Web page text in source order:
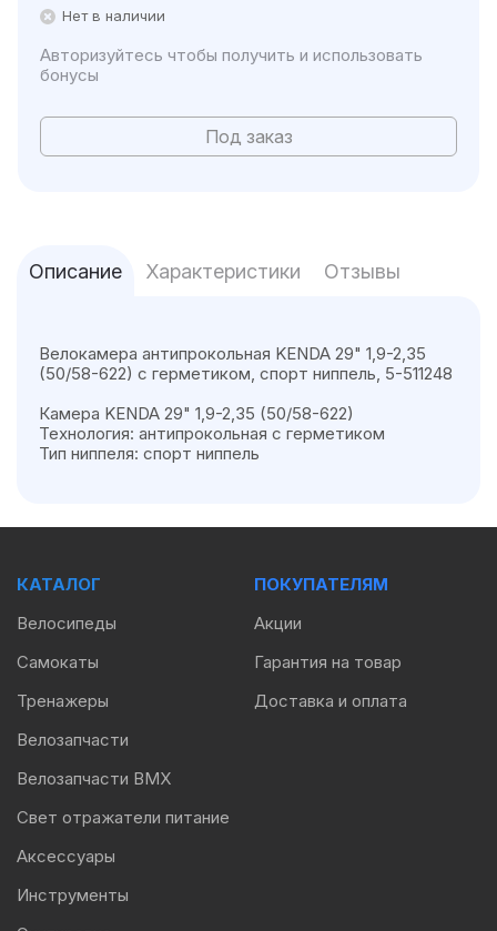
Нет в наличии
Авторизуйтесь чтобы получить и использовать
бонусы
Под заказ
Описание Характеристики Отзывы
Велокамера антипрокольная KENDA 29" 1,9-2,35
(50/58-622) с герметиком, спорт ниппель, 5-511248
Камера KENDA 29" 1,9-2,35 (50/58-622)
Технология: антипрокольная с герметиком
Тип ниппеля: спорт ниппель
КАТАЛОГ
Велосипеды
Самокаты
Тренажеры
Велозапчасти
Велозапчасти BMX
Свет отражатели питание
Аксессуары
Инструменты
ПОКУПАТЕЛЯМ
Акции
Гарантия на товар
Доставка и оплата